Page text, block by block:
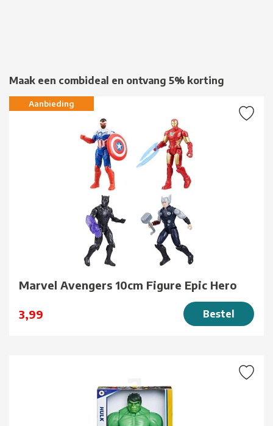
Maak een combideal en ontvang 5% korting
Aanbieding
Marvel Avengers 10cm Figure Epic Hero
3,99 Bestel